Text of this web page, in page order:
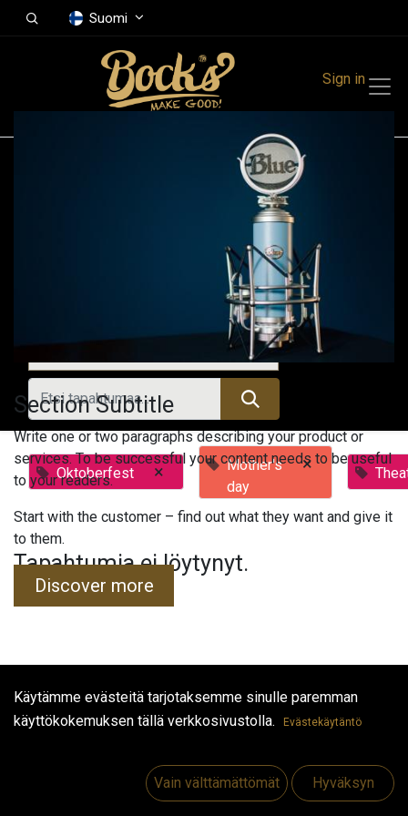
Suomi
Sign in
Kaikki tapahtumat
Oktoberfest ×
Mother's
day
×
Tapahtumia ei löytynyt.
Hyödyllisiä linkkejä
Section Subtitle
Write one or two paragraphs describing your product or
services. To be successful your content needs to be useful
to your readers.
Start with the customer – find out what they want and give it
to them.
Discover more
Käytämme evästeitä tarjotaksemme sinulle paremman
käyttökokemuksen tällä verkkosivustolla.
Evästekäytäntö
Vain välttämättömät Hyväksyn